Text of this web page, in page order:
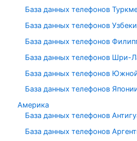
База данных телефонов
База данных телефонов
База данных телефонов
База данных телефонов Шри-
База данных телефонов
База данных телефонов
Америка
База данных телефонов
База данных телефонов